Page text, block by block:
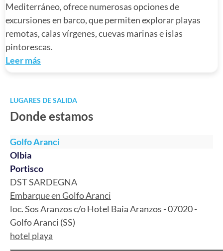
Mediterráneo, ofrece numerosas opciones de
excursiones en barco, que permiten explorar playas
remotas, calas vírgenes, cuevas marinas e islas
pintorescas.
Leer más
LUGARES DE SALIDA
Donde estamos
Golfo Aranci
Olbia
Portisco
DST SARDEGNA
Embarque en Golfo Aranci
loc. Sos Aranzos c/o Hotel Baia Aranzos - 07020 -
Golfo Aranci (SS)
hotel playa